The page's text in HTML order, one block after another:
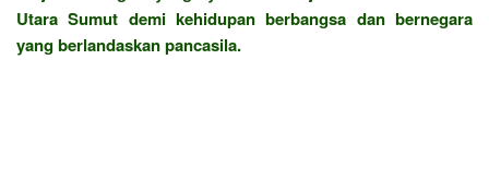
Utara Sumut demi kehidupan berbangsa dan bernegara
yang berlandaskan pancasila.